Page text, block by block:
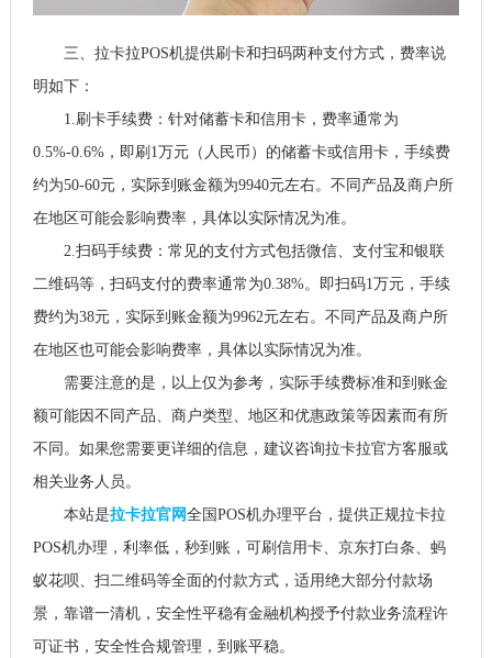
三、拉卡拉POS机提供刷卡和扫码两种支付方式，费率说
明如下：
1.刷卡手续费：针对储蓄卡和信用卡，费率通常为
0.5%-0.6%，即刷1万元（人民币）的储蓄卡或信用卡，手续费
约为50-60元，实际到账金额为9940元左右。不同产品及商户所
在地区可能会影响费率，具体以实际情况为准。
2.扫码手续费：常见的支付方式包括微信、支付宝和银联
二维码等，扫码支付的费率通常为0.38%。即扫码1万元，手续
费约为38元，实际到账金额为9962元左右。不同产品及商户所
在地区也可能会影响费率，具体以实际情况为准。
需要注意的是，以上仅为参考，实际手续费标准和到账金
额可能因不同产品、商户类型、地区和优惠政策等因素而有所
不同。如果您需要更详细的信息，建议咨询拉卡拉官方客服或
相关业务人员。
本站是拉卡拉官网全国POS机办理平台，提供正规拉卡拉
POS机办理，利率低，秒到账，可刷信用卡、京东打白条、蚂
蚁花呗、扫二维码等全面的付款方式，适用绝大部分付款场
景，靠谱一清机，安全性平稳有金融机构授予付款业务流程许
可证书，安全性合规管理，到账平稳。